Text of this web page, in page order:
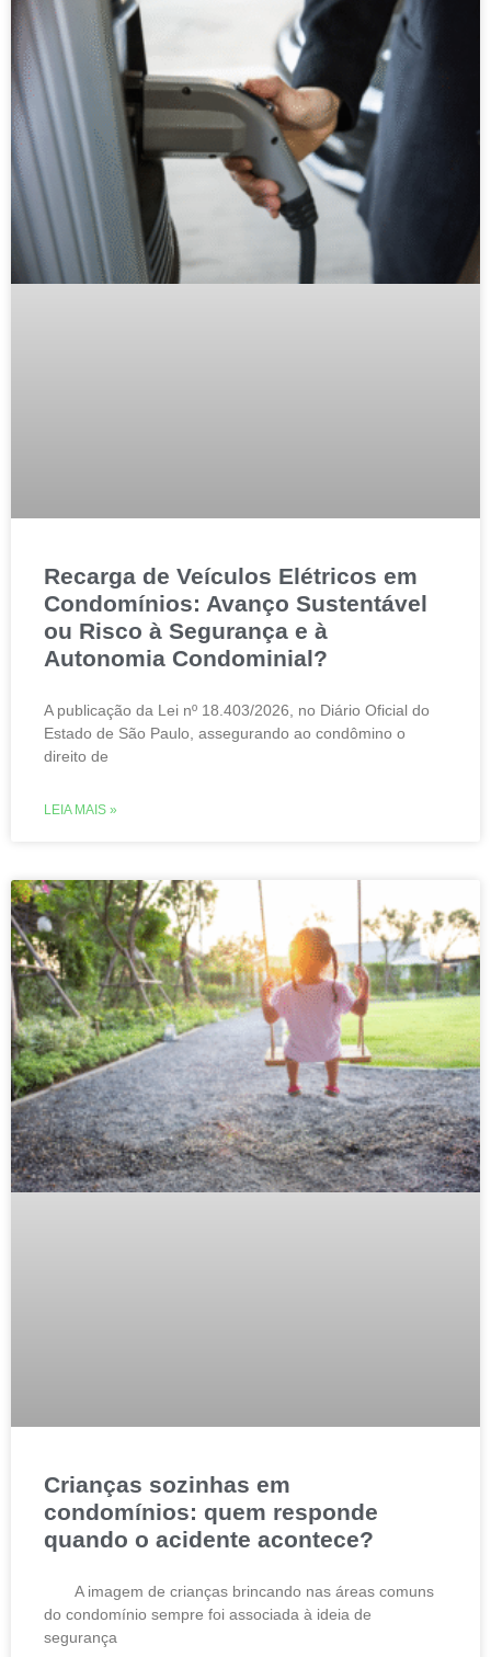
Recarga de Veículos Elétricos em
Condomínios: Avanço Sustentável
ou Risco à Segurança e à
Autonomia Condominial?
A publicação da Lei nº 18.403/2026, no Diário Oficial do
Estado de São Paulo, assegurando ao condômino o
direito de
LEIA MAIS »
Crianças sozinhas em
condomínios: quem responde
quando o acidente acontece?
A imagem de crianças brincando nas áreas comuns
do condomínio sempre foi associada à ideia de
segurança